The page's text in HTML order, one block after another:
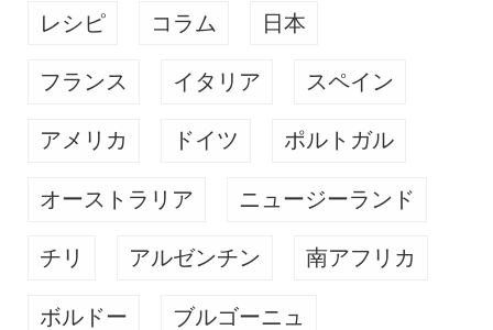
レシピ コラム 日本
フランス イタリア スペイン
アメリカ ドイツ ポルトガル
オーストラリア ニュージーランド
チリ アルゼンチン 南アフリカ
ボルドー ブルゴーニュ